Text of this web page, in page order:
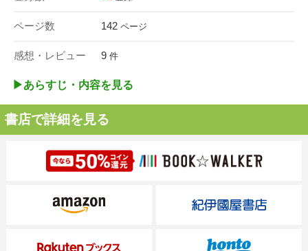
ページ数 142 ページ
感想・レビュー 9 件
▶︎あらすじ・内容を見る
書店で詳細を見る